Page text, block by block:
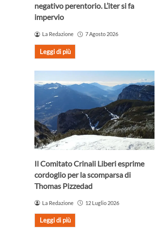
negativo perentorio. L’iter si fa
impervio
La Redazione 7 Agosto 2026
Leggi di più
Il Comitato Crinali Liberi esprime
cordoglio per la scomparsa di
Thomas Pizzedad
La Redazione 12 Luglio 2026
Leggi di più